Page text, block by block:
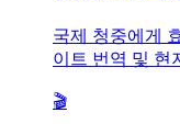
국제 청중에게
이트 번역 및 현
🎬